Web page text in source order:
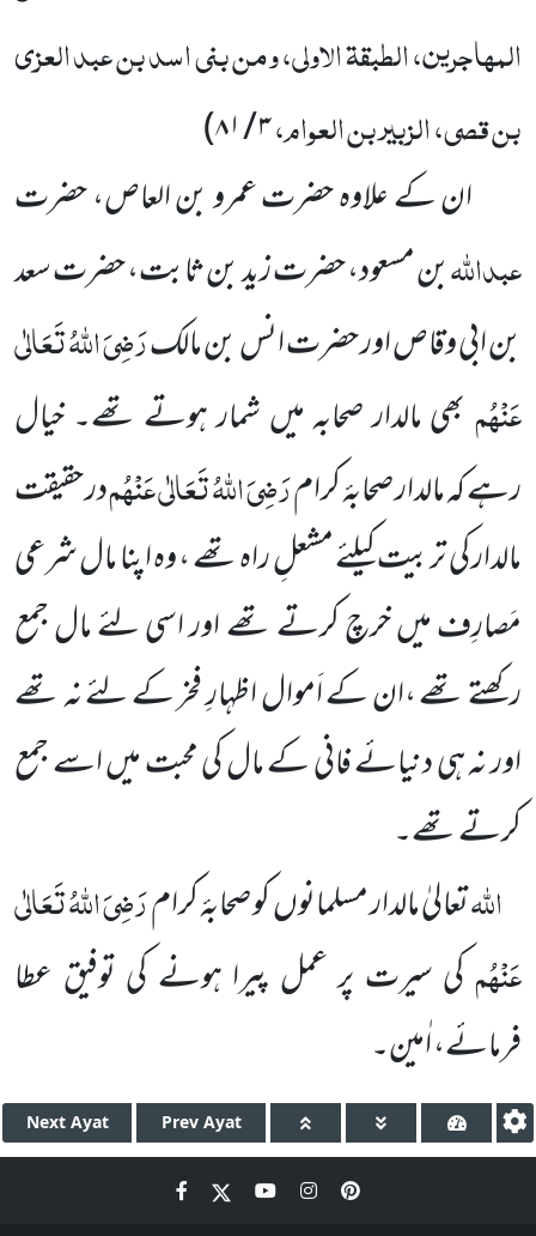
المہاجرین، الطبقۃ الاولی، ومن بنی اسد بن عبد العزی
بن قصی، الزبیر بن العوام،۳ / ۸۱
)
ان کے علاوہ حضرت عمرو بن العاص، حضرت
عبداللہبن مسعود، حضرت زید بن ثابت، حضرت سعد
بن ابی وقاص اور حضرت انس بن مالکرَضِیَ اللہُ تَعَالٰی
عَنْہُمبھی مالدار صحابہ میں شمار ہوتے تھے۔ خیال
رہے کہ مالدار صحابۂ کرامرَضِیَ اللہُ تَعَالٰی عَنْہُمدر حقیقت
مالدار کی تربیت کیلئے مشعلِ راہ تھے ، وہ اپنا مال شرعی
مَصارِف میں خرچ کرتے تھے اور اسی لئے مال جمع
رکھتے تھے ،ان کے اَموال اظہارِ فخر کے لئے نہ تھے
اور نہ ہی دنیائے فانی کے مال کی محبت میں اسے جمع
کرتے تھے۔
اللہتعالیٰ مالدار مسلمانوں کو صحابۂ کرامرَضِیَ اللہُ تَعَالٰی
عَنْہُمکی سیرت پر عمل پیرا ہونے کی توفیق عطا
فرمائے، اٰمین۔
Next Ayat Prev Ayat